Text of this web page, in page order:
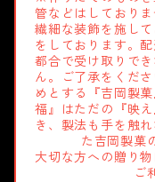
管などはしており
繊細な装飾を施し
をしております。
都合で受け取りで
ん。ご了承をくだ
めとする『吉岡製
福』はただの『映
き、製法も手を触
た吉岡製菓
大切な方への贈り
ご